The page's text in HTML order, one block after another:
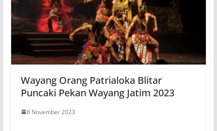
Wayang Orang Patrialoka Blitar
Puncaki Pekan Wayang Jatim 2023
8 November 2023